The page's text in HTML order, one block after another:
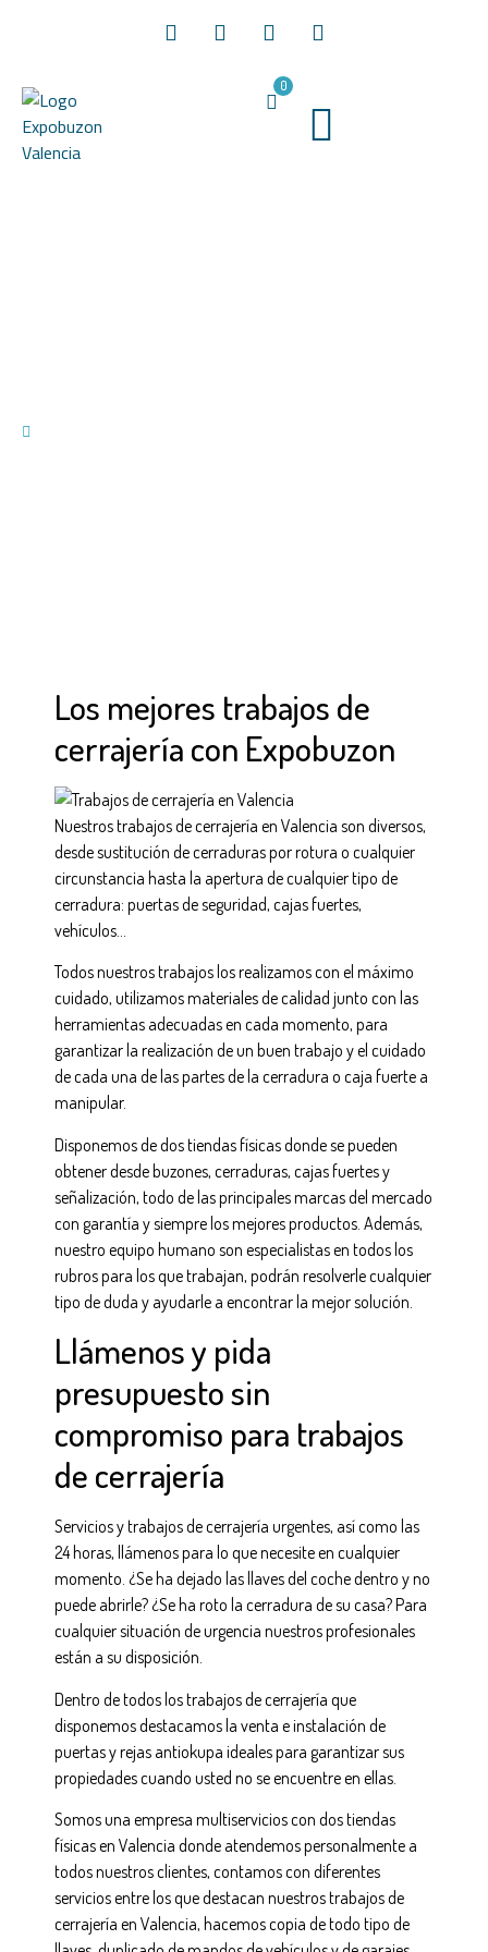
0
Los mejores trabajos de
cerrajería con Expobuzon
Nuestros trabajos de cerrajería en Valencia son diversos,
desde sustitución de cerraduras por rotura o cualquier
circunstancia hasta la apertura de cualquier tipo de
cerradura: puertas de seguridad, cajas fuertes,
vehículos…
Todos nuestros trabajos los realizamos con el máximo
cuidado, utilizamos materiales de calidad junto con las
herramientas adecuadas en cada momento, para
garantizar la realización de un buen trabajo y el cuidado
de cada una de las partes de la cerradura o caja fuerte a
manipular.
Disponemos de dos tiendas físicas donde se pueden
obtener desde buzones, cerraduras, cajas fuertes y
señalización, todo de las principales marcas del mercado
con garantía y siempre los mejores productos. Además,
nuestro equipo humano son especialistas en todos los
rubros para los que trabajan, podrán resolverle cualquier
tipo de duda y ayudarle a encontrar la mejor solución.
Llámenos y pida
presupuesto sin
compromiso para trabajos
de cerrajería
Servicios y trabajos de cerrajería urgentes, así como las
24 horas, llámenos para lo que necesite en cualquier
momento. ¿Se ha dejado las llaves del coche dentro y no
puede abrirle? ¿Se ha roto la cerradura de su casa? Para
cualquier situación de urgencia nuestros profesionales
están a su disposición.
Dentro de todos los trabajos de cerrajería que
disponemos destacamos la venta e instalación de
puertas y rejas antiokupa ideales para garantizar sus
propiedades cuando usted no se encuentre en ellas.
Somos una empresa multiservicios con dos tiendas
físicas en Valencia donde atendemos personalmente a
todos nuestros clientes, contamos con diferentes
servicios entre los que destacan nuestros trabajos de
cerrajería en Valencia, hacemos copia de todo tipo de